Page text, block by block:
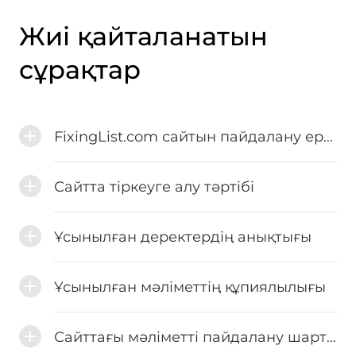
Жиі қайталанатын
сұрақтар
FixingList.com сайтын пайдалану ережелері
Сайтта тіркеуге алу тәртібі
Ұсынылған деректердің анықтығы
Ұсынылған мәліметтің құпиялылығы
Сайттағы мәліметті пайдалану шарттары